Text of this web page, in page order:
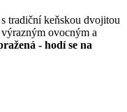
tradiční keňskou dvojitou
ovocným a
- hodí se na